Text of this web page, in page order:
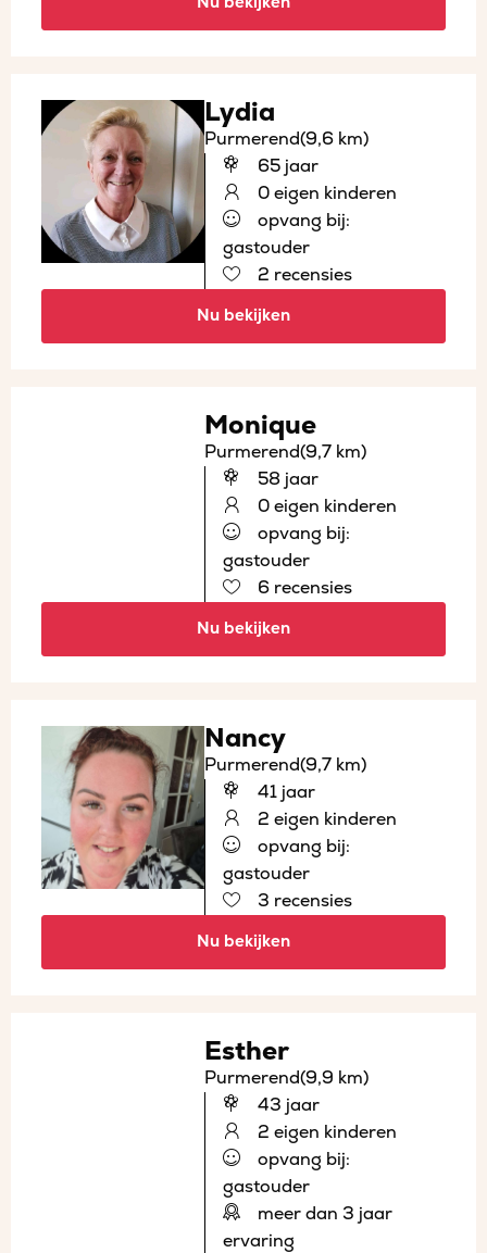
Lydia
Purmerend(9,6 km)
65 jaar
0 eigen kinderen
opvang bij:
gastouder
2 recensies
Nu bekijken
Monique
Purmerend(9,7 km)
58 jaar
0 eigen kinderen
opvang bij:
gastouder
6 recensies
Nu bekijken
Nancy
Purmerend(9,7 km)
41 jaar
2 eigen kinderen
opvang bij:
gastouder
3 recensies
Nu bekijken
Esther
Purmerend(9,9 km)
43 jaar
2 eigen kinderen
opvang bij:
gastouder
meer dan 3 jaar
ervaring